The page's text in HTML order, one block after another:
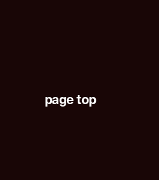
page top